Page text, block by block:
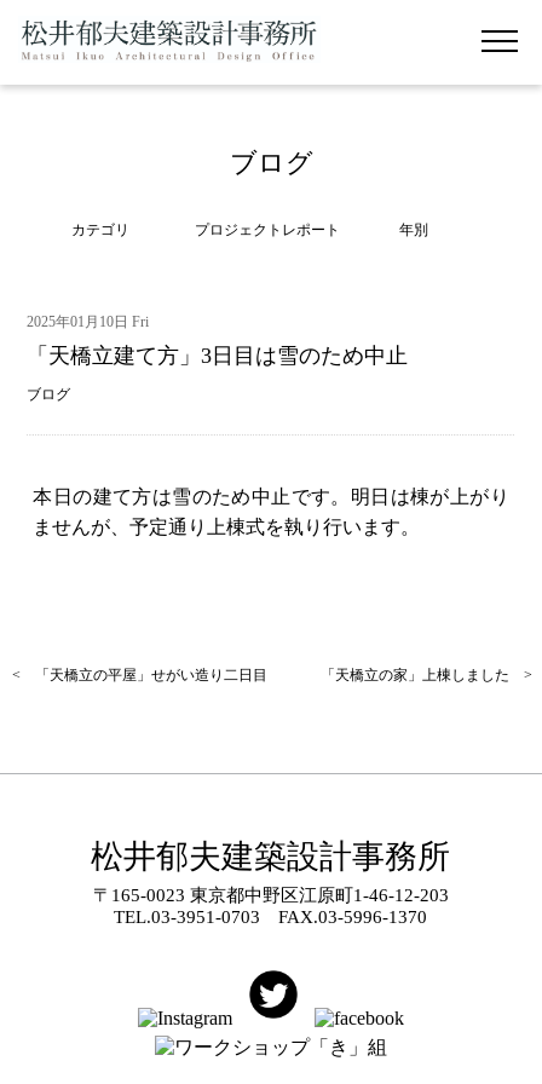
ブログ
カテゴリ プロジェクトレポート 年別
2025年01月10日 Fri
「天橋立建て方」3日目は雪のため中止
ブログ
本日の建て方は雪のため中止です。明日は棟が上がり
ませんが、予定通り上棟式を執り行います。
< 「天橋立の平屋」せがい造り二日目 「天橋立の家」上棟しました >
松井郁夫建築設計事務所
〒165-0023 東京都中野区江原町1-46-12-203
TEL.03-3951-0703 FAX.03-5996-1370